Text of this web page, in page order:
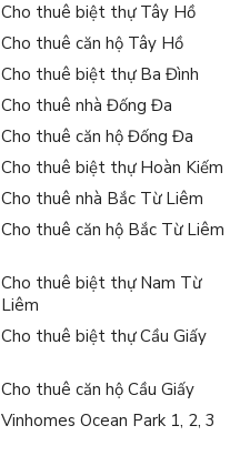
Cho thuê biệt thự Tây Hồ
Cho thuê căn hộ Tây Hồ
Cho thuê biệt thự Ba Đình
Cho thuê nhà Đống Đa
Cho thuê căn hộ Đống Đa
Cho thuê biệt thự Hoàn Kiếm
Cho thuê nhà Bắc Từ Liêm
Cho thuê căn hộ Bắc Từ Liêm
Cho thuê biệt thự Nam Từ
Liêm
Cho thuê biệt thự Cầu Giấy
Cho thuê căn hộ Cầu Giấy
Vinhomes Ocean Park 1, 2, 3